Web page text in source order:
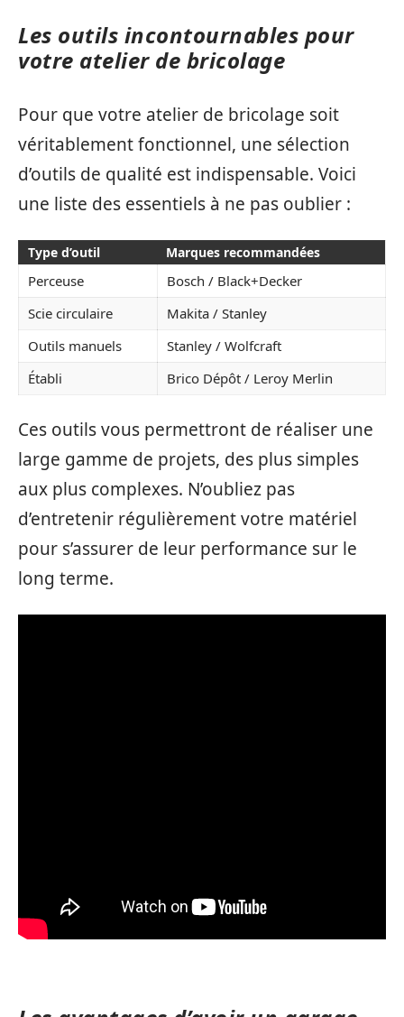
Les outils incontournables pour
votre atelier de bricolage
Pour que votre atelier de bricolage soit
véritablement fonctionnel, une sélection
d’outils de qualité est indispensable. Voici
une liste des essentiels à ne pas oublier :
Type d’outil Marques recommandées
Perceuse
Bosch / Black+Decker
Scie circulaire
Makita / Stanley
Outils manuels
Stanley / Wolfcraft
Établi
Brico Dépôt / Leroy Merlin
Ces outils vous permettront de réaliser une
large gamme de projets, des plus simples
aux plus complexes. N’oubliez pas
d’entretenir régulièrement votre matériel
pour s’assurer de leur performance sur le
long terme.